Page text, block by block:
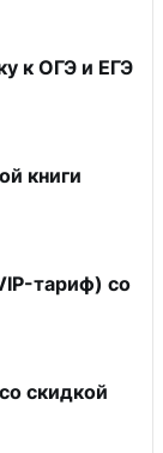
к ОГЭ и ЕГЭ
книги
тариф) со
скидкой